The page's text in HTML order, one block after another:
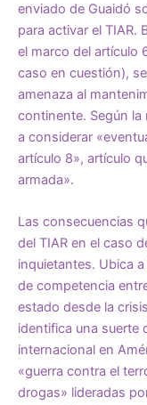
enviado de Guaidó
para activar el TIAR.
el marco del artículo
caso en cuestión),
amenaza al
continente. Según
a considerar
artículo 8», artículo
armada».
Las consecuencias
del TIAR en el caso
inquietantes. Ubica
de competencia
estado desde la
identifica una suerte
internacional en
«guerra contra el
drogas» lideradas